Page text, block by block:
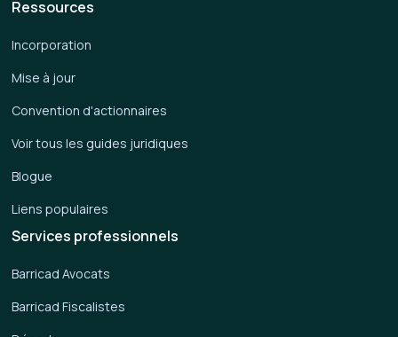
Services professionnels
Barricad Avocats
Barricad Fiscalistes
Ressources
Incorporation
Mise à jour
Convention d'actionnaires
Voir tous les guides juridiques
Blogue
Liens populaires